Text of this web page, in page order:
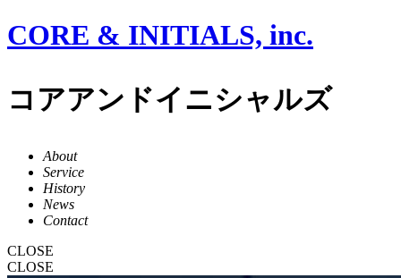
CORE & INITIALS, inc.
コアアンドイニシャルズ
About
Service
History
News
Contact
CLOSE
CLOSE